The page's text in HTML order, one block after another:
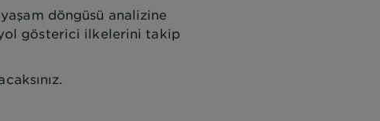
döngüsü analizine
gösterici ilkelerini takip